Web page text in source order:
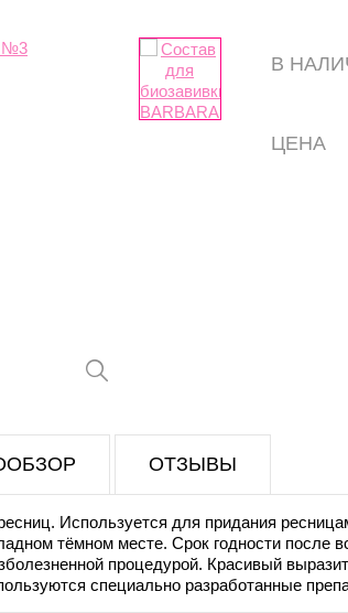
В
ЦЕНА
ОТЗЫВЫ
Используется для придания
тёмном месте. Срок годности после
процедурой. Красивый
специально разработанные